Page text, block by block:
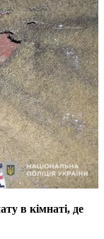
в кімнаті, де